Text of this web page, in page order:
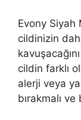
Evony Siyah
cildinizin
cildin farklı
alerji veya
bırakmalı ve